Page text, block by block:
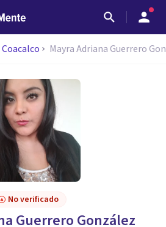
Mayra Adriana Guerrero
No verificado
Guerrero González